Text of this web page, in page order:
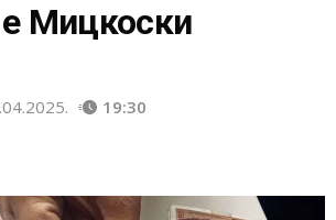
Мицкоски
19:30